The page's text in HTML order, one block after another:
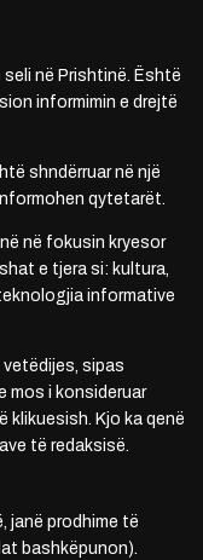
në Prishtinë. Është
informimin e drejtë
shndërruar në një
qytetarët.
në fokusin kryesor
e tjera si: kultura,
informative
vetëdijes, sipas
mos i konsideruar
klikuesish. Kjo ka qenë
të redaksisë.
janë prodhime të
bashkëpunon).